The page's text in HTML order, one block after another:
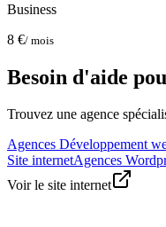
Business
8 €/ mois
Besoin d'aide
Trouvez une agence
Agences Développement
Site internetAgences
Voir le site internet